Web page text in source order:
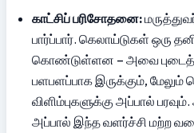
காட்சிப் பரிசோதனை:
பார்ப்பார். கெலாய்டுகள் ஒரு
கொண்டுள்ளன – அவை
பளபளப்பாக இருக்கும், மேலும்
விளிம்புகளுக்கு அப்பால்
அப்பால் இந்த வளர்ச்சி மற்ற வகை